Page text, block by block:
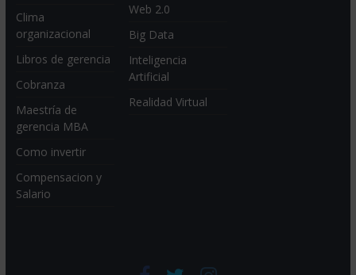
Clima
organizacional
Libros de gerencia
Cobranza
Maestría de
gerencia MBA
Como invertir
Compensacion y
Salario
Web 2.0
Big Data
Inteligencia
Artificial
Realidad Virtual